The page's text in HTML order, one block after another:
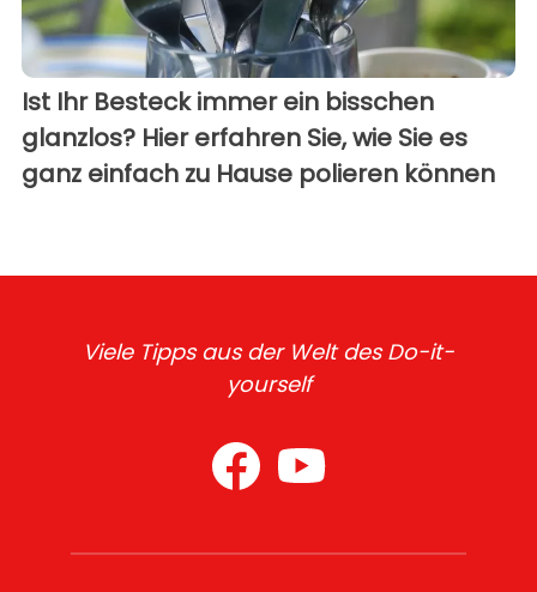
Ist Ihr Besteck immer ein bisschen
glanzlos? Hier erfahren Sie, wie Sie es
ganz einfach zu Hause polieren können
Viele Tipps aus der Welt des Do-it-
yourself